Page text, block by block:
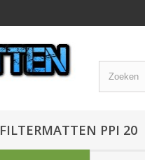
FILTERMATTEN PPI 20